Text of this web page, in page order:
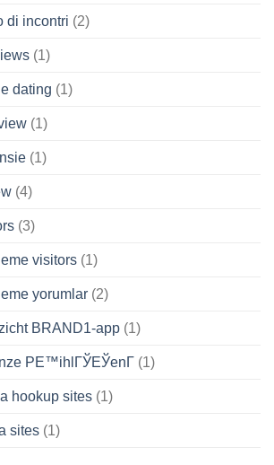
di incontri (2)
(1)
dating (1)
(1)
(1)
(4)
(3)
visitors (1)
yorumlar (2)
BRAND1-app (1)
PЕ™ihlГЎЕЎenГ­ (1)
hookup sites (1)
sites (1)